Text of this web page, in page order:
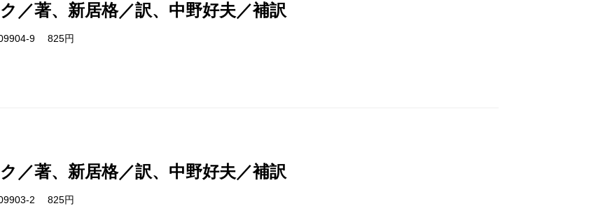
／著、新居格／訳、中野好夫／補訳
9 825円
／著、新居格／訳、中野好夫／補訳
2 825円